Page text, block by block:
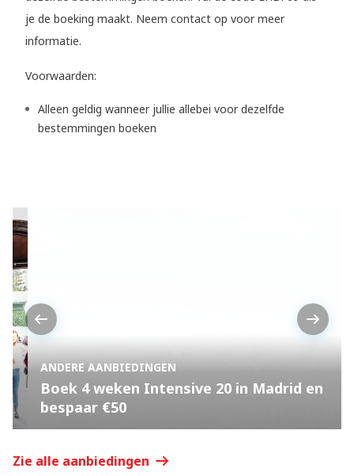
je de boeking maakt. Neem contact op voor meer
informatie.
Voorwaarden:
Alleen geldig wanneer jullie allebei voor dezelfde
bestemmingen boeken
ANDERE AANBIEDINGEN
Boek 4 weken Intensive 20 in Madrid en
bespaar €50
Zie alle aanbiedingen